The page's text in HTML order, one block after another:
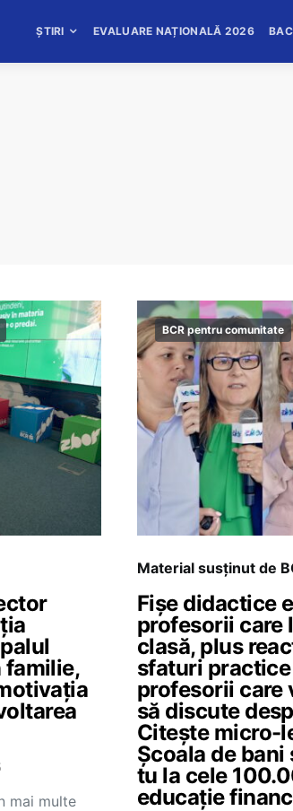
ȘTIRI EVALUARE NAȚIONALĂ 2026
familie,
mai multe
BCR pentru comunitate
Material susținut de
Fișe didactice
profesorii care
clasă, plus
sfaturi
profesorii care
să discute
Citește micro-
Școala de
tu la cele
educație